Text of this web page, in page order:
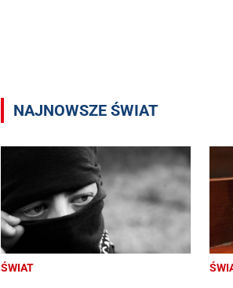
NAJNOWSZE ŚWIAT
ŚWIAT